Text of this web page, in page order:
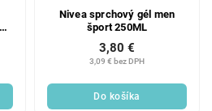
Nivea sprchový gél men
šport 250ML
3,09 € bez DPH
3,80 €
Do košíka